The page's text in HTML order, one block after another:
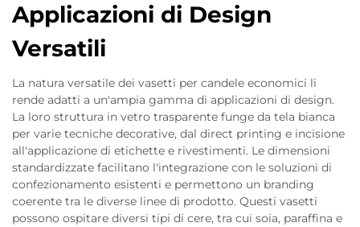
Applicazioni di Design
Versatili
La natura versatile dei vasetti per candele economici li
rende adatti a un'ampia gamma di applicazioni di design.
La loro struttura in vetro trasparente funge da tela bianca
per varie tecniche decorative, dal direct printing e incisione
all'applicazione di etichette e rivestimenti. Le dimensioni
standardizzate facilitano l'integrazione con le soluzioni di
confezionamento esistenti e permettono un branding
coerente tra le diverse linee di prodotto. Questi vasetti
possono ospitare diversi tipi di cere, tra cui soia, paraffina e